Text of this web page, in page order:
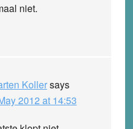
niet.
Kollersays
2012 at 14:53